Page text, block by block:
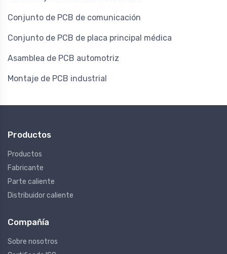
Conjunto de PCB de comunicación
Conjunto de PCB de placa principal médica
Asamblea de PCB automotriz
Montaje de PCB industrial
Productos
Productos
Fabricante
Parte caliente
Distribuidor caliente
Compañía
Sobre nosotros